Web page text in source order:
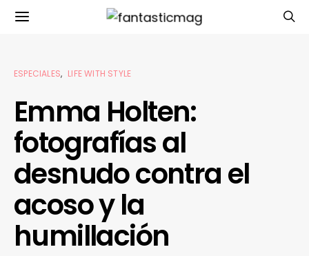
ESPECIALES LIFE WITH STYLE
Emma Holten:
fotografías al
desnudo contra el
acoso y la
humillación